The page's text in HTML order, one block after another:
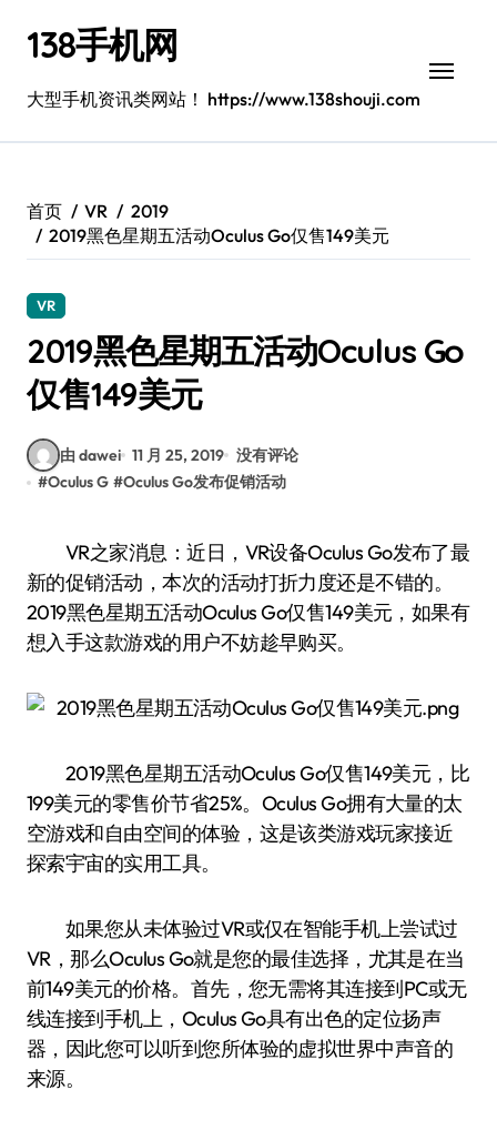
138手机网
大型手机资讯类网站！ https://www.138shouji.com
首页 VR
2019
2019黑色星期五活动Oculus Go仅售149美元
VR
2019黑色星期五活动Oculus Go
仅售149美元
由 dawei 11 月 25, 2019 没有评论
#Oculus G #Oculus Go发布促销活动
VR之家消息：近日，VR设备Oculus Go发布了最
新的促销活动，本次的活动打折力度还是不错的。
2019黑色星期五活动Oculus Go仅售149美元，如果有
想入手这款游戏的用户不妨趁早购买。
2019黑色星期五活动Oculus Go仅售149美元，比
199美元的零售价节省25%。Oculus Go拥有大量的太
空游戏和自由空间的体验，这是该类游戏玩家接近
探索宇宙的实用工具。
如果您从未体验过VR或仅在智能手机上尝试过
VR，那么Oculus Go就是您的最佳选择，尤其是在当
前149美元的价格。首先，您无需将其连接到PC或无
线连接到手机上，Oculus Go具有出色的定位扬声
器，因此您可以听到您所体验的虚拟世界中声音的
来源。